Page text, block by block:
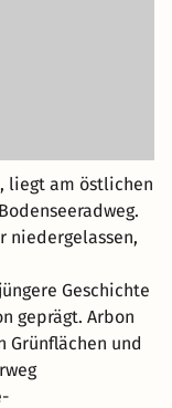
liegt am östlichen
niedergelassen,
Geschichte
geprägt. Arbon
Grünflächen und